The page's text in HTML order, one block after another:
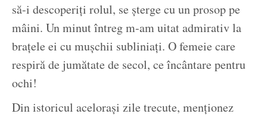
să-i descoperiți rolul, se șterge cu un prosop pe
mâini. Un minut întreg m-am uitat admirativ la
brațele ei cu mușchii subliniați. O femeie care
respiră de jumătate de secol, ce încântare pentru
ochi!
Din istoricul acelorași zile trecute, menționez